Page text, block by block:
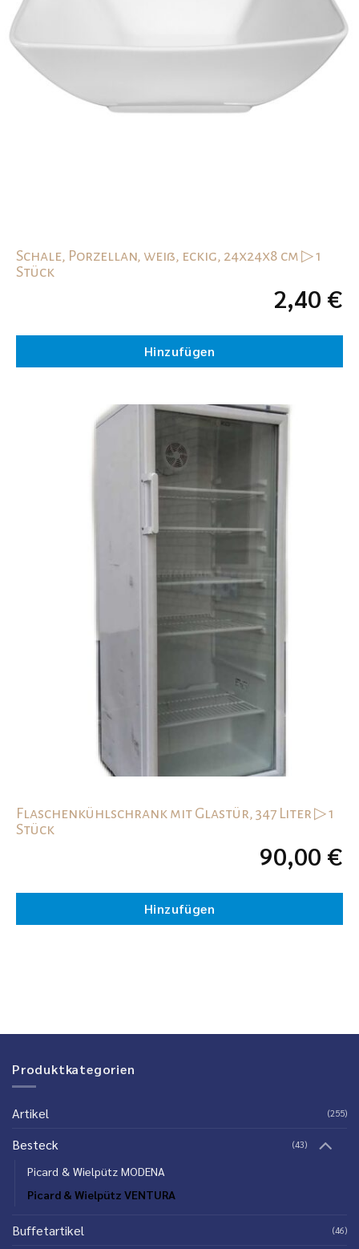
Schale, Porzellan, weiß, eckig, 24x24x8 cm ▷ 1
Stück
2,40 €
Hinzufügen
Flaschenkühlschrank mit Glastür, 347 Liter ▷ 1
Stück
90,00 €
Hinzufügen
Produktkategorien
Artikel (255)
Besteck (43)
Picard & Wielpütz MODENA
Picard & Wielpütz VENTURA
Buffetartikel (46)